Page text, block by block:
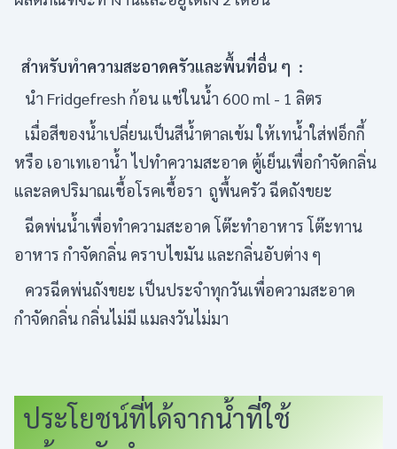
สำหรับทำความสะอาดครัวและพื้นที่อื่น ๆ :
นำ Fridgefresh ก้อน แช่ในน้ำ 600 ml - 1 ลิตร
เมื่อสีของน้ำเปลี่ยนเป็นสีน้ำตาลเข้ม ให้เทน้ำใส่ฟอ็กกี้
หรือ เอาเทเอาน้ำ ไปทำความสะอาด ตู้เย็นเพื่อกำจัดกลิ่น
และลดปริมาณเชื้อโรคเชื้อรา ถูพื้นครัว ฉีดถังขยะ
ฉีดพ่นน้ำเพื่อทำความสะอาด โต๊ะทำอาหาร โต๊ะทาน
อาหาร กำจัดกลิ่น คราบไขมัน และกลิ่นอับต่าง ๆ
ควรฉีดพ่นถังขยะ เป็นประจำทุกวันเพื่อความสะอาด
กำจัดกลิ่น กลิ่นไม่มี แมลงวันไม่มา
ประโยชน์ที่ได้จากน้ำที่ใช้